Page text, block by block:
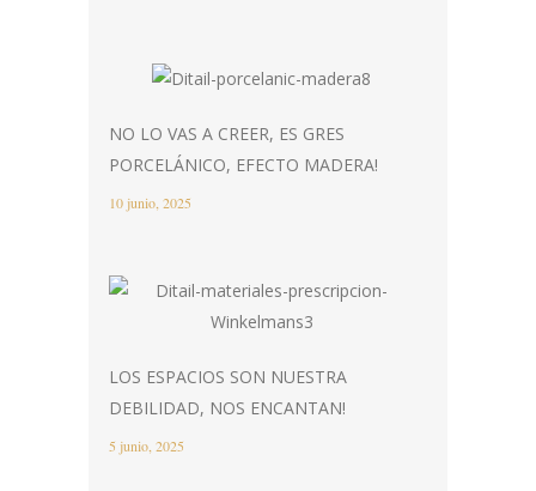
NO LO VAS A CREER, ES GRES
PORCELÁNICO, EFECTO MADERA!
10 junio, 2025
LOS ESPACIOS SON NUESTRA
DEBILIDAD, NOS ENCANTAN!
5 junio, 2025